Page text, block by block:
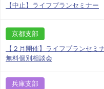
【中止】ライフプランセミナー
京都支部
【２月開催】ライフプランセミ
無料個別相談会
兵庫支部